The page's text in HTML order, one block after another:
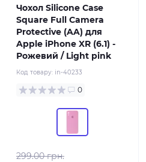
Чохол Silicone Case
Square Full Camera
Protective (AA) для
Apple iPhone XR (6.1) -
Рожевий / Light pink
Код товару: in-40233
0
299.00 грн.